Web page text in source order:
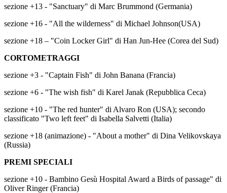
sezione +13 - "Sanctuary" di Marc Brummond (Germania)
sezione +16 - "All the wilderness" di Michael Johnson(USA)
sezione +18 – "Coin Locker Girl" di Han Jun-Hee (Corea del Sud)
CORTOMETRAGGI
sezione +3 - "Captain Fish" di John Banana (Francia)
sezione +6 - "The wish fish" di Karel Janak (Repubblica Ceca)
sezione +10 - "The red hunter" di Alvaro Ron (USA); secondo
classificato "Two left feet" di Isabella Salvetti (Italia)
sezione +18 (animazione) - "About a mother" di Dina Velikovskaya
(Russia)
PREMI SPECIALI
sezione +10 - Bambino Gesù Hospital Award a Birds of passage" di
Oliver Ringer (Francia)